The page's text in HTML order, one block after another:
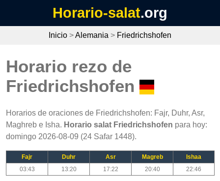
Horario-salat.org
Inicio >Alemania > Friedrichshofen
Horario rezo de
Friedrichshofen
Horarios de oraciones de Friedrichshofen: Fajr, Duhr, Asr,
Maghreb e Isha. Horario salat Friedrichshofen para hoy:
domingo 2026-08-09 (24 Safar 1448).
Fajr Duhr Asr Magreb
Ishaa
03:43
13:20 17:22 20:40 22:46